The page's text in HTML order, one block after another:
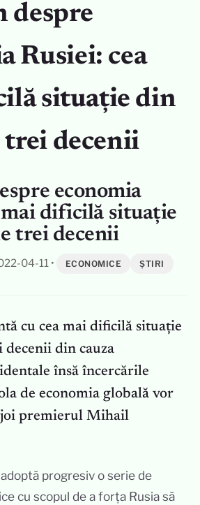
despre
Rusiei: cea
situație din
decenii
economia
mai dificilă situație
trei decenii
04-11 • ECONOMICE ȘTIRI
cu cea mai dificilă situație
din cauza
însă încercările
de economia globală vor
joi premierul Mihail
progresiv o serie de
cu scopul de a forța Rusia să